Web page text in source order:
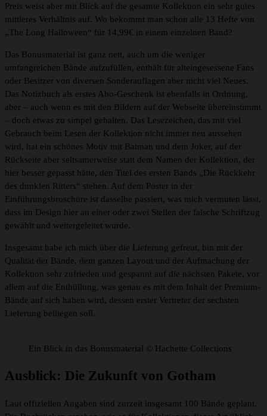
Preis weist aber mit Blick auf die gesamte Kollektion ein sehr gutes
mittleres Verhältnis auf. Wo bekommt man schon alle 13 Hefte von
„The Long Halloween“ für 14,99€ in einem einzelnen Band?
Das Bonusmaterial ist ganz nett, auch um die weniger
umfangreichen Bände aufzufüllen, enthält für alteingesessene Fans
oder Besitzer von diversen Sonderauflagen aber nicht viel Neues.
Das Notizbuch als erstes Abo-Geschenk ist ebenfalls in Ordnung,
aber – auch wenn es mit den Bildern auf der Webseite übereinstimmt
– doch etwas zu simpel gehalten. Das Lesezeichen, das mit viel
Gebrauch beim Lesen der Kollektion nicht immer neu aussehen
wird, hat ein schönes Motiv mit Batman und dem Joker, auf der
Rückseite aber seltsamerweise statt dem Namen der Kollektion, der
hier besser gepasst hätte, den Titel des ersten Bands „Die Rückkehr
des dunklen Ritters“ stehen. Auf dem Poster in der
Einführungsbroschüre ist dasselbe passiert, was mich vermuten lässt,
dass im Design hier an einer oder zwei Stellen der falsche Schriftzug
gewählt und weitergeleitet wurde.
Insgesamt habe ich mich über die Lieferung gefreut, bin mit der
Qualität der Bände, dem ganzen Layout und der Aufmachung der
Kollektion sehr zufrieden und gespannt auf die nächsten Pakete, vor
allem auf die Enthüllung, was genau es mit dem Inhalt der Premium-
Bände auf sich haben wird, dessen erster Vertreter der sechsten
Lieferung beiliegen soll.
Ein Blick in das Bonusmaterial © Hachette Collections
Ausblick: Die Zukunft von Gotham
Laut offiziellen Angaben sind zurzeit insgesamt 100 Bände geplant.